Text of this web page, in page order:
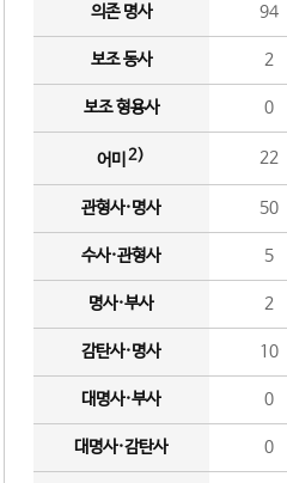
의존 명사 94
보조 동사 2
보조 형용사 0
어미 2) 22
관형사·명사 50
수사·관형사 5
명사·부사 2
감탄사·명사 10
대명사·부사 0
대명사·감탄사 0